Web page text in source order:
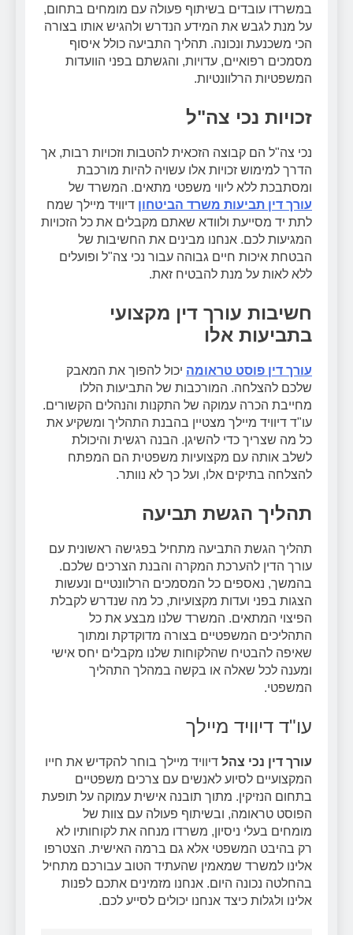
במשרדו עובדים בשיתוף פעולה עם מומחים בתחום,
על מנת לגבש את המידע הנדרש ולהגיש אותו בצורה
הכי משכנעת ונכונה. תהליך התביעה כולל איסוף
מסמכים רפואיים, עדויות, והגשתם בפני הוועדות
המשפטיות הרלוונטיות.
זכויות נכי צה"ל
נכי צה"ל הם קבוצה הזכאית להטבות וזכויות רבות, אך
הדרך למימוש זכויות אלו עשויה להיות מורכבת
ומסתבכת ללא ליווי משפטי מתאים. המשרד של
עורך דין תביעות משרד הביטחון דיוויד מיילך שמח
לתת יד מסייעת ולוודא שאתם מקבלים את כל הזכויות
המגיעות לכם. אנחנו מבינים את החשיבות של
הבטחת איכות חיים גבוהה עבור נכי צה"ל ופועלים
ללא לאות על מנת להבטיח זאת.
חשיבות עורך דין מקצועי
בתביעות אלו
עורך דין פוסט טראומה יכול להפוך את המאבק
שלכם להצלחה. המורכבות של התביעות הללו
מחייבת הכרה עמוקה של התקנות והנהלים הקשורים.
עו"ד דיוויד מיילך מצטיין בהבנת התהליך ומשקיע את
כל מה שצריך כדי להשיגן. הבנה רגשית והיכולת
לשלב אותה עם מקצועיות משפטית הם המפתח
להצלחה בתיקים אלו, ועל כך לא נוותר.
תהליך הגשת תביעה
תהליך הגשת התביעה מתחיל בפגישה ראשונית עם
עורך הדין להערכת המקרה והבנת הצרכים שלכם.
בהמשך, נאספים כל המסמכים הרלוונטיים ונעשות
הצגות בפני ועדות מקצועיות, כל מה שנדרש לקבלת
הפיצוי המתאים. המשרד שלנו מבצע את כל
התהליכים המשפטיים בצורה מדוקדקת ומתוך
שאיפה להבטיח שהלקוחות שלנו מקבלים יחס אישי
ומענה לכל שאלה או בקשה במהלך התהליך
המשפטי.
עו"ד דיוויד מיילך
עורך דין נכי צהל דיוויד מיילך בוחר להקדיש את חייו
המקצועיים לסיוע לאנשים עם צרכים משפטיים
בתחום הנזיקין. מתוך תובנה אישית עמוקה על תופעת
הפוסט טראומה, ובשיתוף פעולה עם צוות של
מומחים בעלי ניסיון, משרדו מנחה את לקוחותיו לא
רק בהיבט המשפטי אלא גם ברמה האישית. הצטרפו
אלינו למשרד שמאמין שהעתיד הטוב עבורכם מתחיל
בהחלטה נכונה היום. אנחנו מזמינים אתכם לפנות
אלינו ולגלות כיצד אנחנו יכולים לסייע לכם.